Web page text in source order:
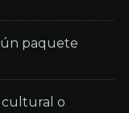
paquete
cultural o